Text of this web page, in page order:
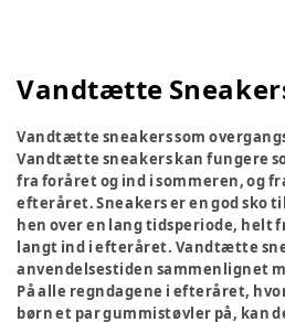
Vandtætte
Vandtætte sneakers som
Vandtætte sneakers kan fungere
fra foråret og ind i sommeren, og
efteråret. Sneakers er en god sko
hen over en lang tidsperiode, helt
langt ind i efteråret. Vandtætte
anvendelsestiden sammenlignet
På alle regndagene i efteråret,
børn et par gummistøvler på, kan